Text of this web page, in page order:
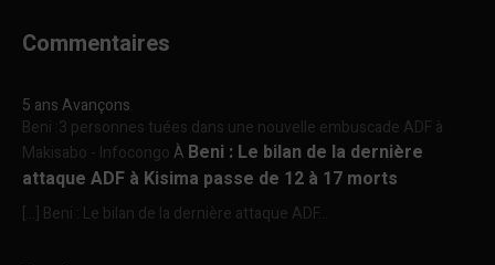
Commentaires
5 ans Avançons
Beni :3 personnes tuées dans une nouvelle embuscade ADF à
Makisabo - InfocongoÀ Beni : Le bilan de la dernière
attaque ADF à Kisima passe de 12 à 17 morts
[…] Beni : Le bilan de la dernière attaque ADF...